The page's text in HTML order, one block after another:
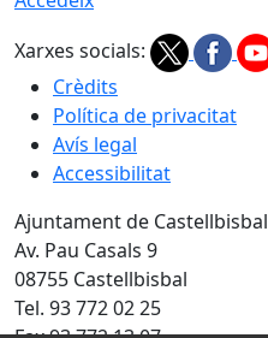
Xarxes socials:
Crèdits
Política de privacitat
Avís legal
Accessibilitat
Ajuntament de Castellbisbal
Av. Pau Casals 9
08755 Castellbisbal
Tel. 93 772 02 25